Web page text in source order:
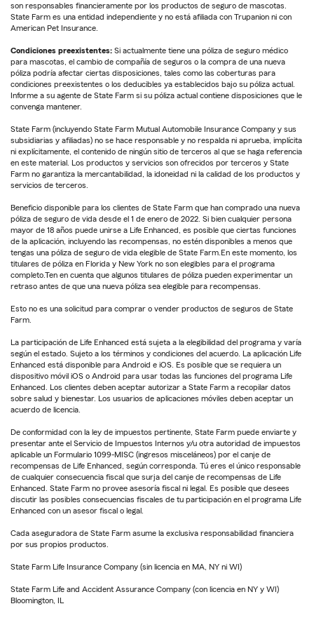
son responsables financieramente por los productos de seguro de mascotas.
State Farm es una entidad independiente y no está afiliada con Trupanion ni con
American Pet Insurance.
Condiciones preexistentes: Si actualmente tiene una póliza de seguro médico
para mascotas, el cambio de compañía de seguros o la compra de una nueva
póliza podría afectar ciertas disposiciones, tales como las coberturas para
condiciones preexistentes o los deducibles ya establecidos bajo su póliza actual.
Informe a su agente de State Farm si su póliza actual contiene disposiciones que le
convenga mantener.
State Farm (incluyendo State Farm Mutual Automobile Insurance Company y sus
subsidiarias y afiliadas) no se hace responsable y no respalda ni aprueba, implícita
ni explícitamente, el contenido de ningún sitio de terceros al que se haga referencia
en este material. Los productos y servicios son ofrecidos por terceros y State
Farm no garantiza la mercantabilidad, la idoneidad ni la calidad de los productos y
servicios de terceros.
Beneficio disponible para los clientes de State Farm que han comprado una nueva
póliza de seguro de vida desde el 1 de enero de 2022. Si bien cualquier persona
mayor de 18 años puede unirse a Life Enhanced, es posible que ciertas funciones
de la aplicación, incluyendo las recompensas, no estén disponibles a menos que
tengas una póliza de seguro de vida elegible de State Farm.En este momento, los
titulares de póliza en Florida y New York no son elegibles para el programa
completo.Ten en cuenta que algunos titulares de póliza pueden experimentar un
retraso antes de que una nueva póliza sea elegible para recompensas.
Esto no es una solicitud para comprar o vender productos de seguros de State
Farm.
La participación de Life Enhanced está sujeta a la elegibilidad del programa y varía
según el estado. Sujeto a los términos y condiciones del acuerdo. La aplicación Life
Enhanced está disponible para Android e iOS. Es posible que se requiera un
dispositivo móvil iOS o Android para usar todas las funciones del programa Life
Enhanced. Los clientes deben aceptar autorizar a State Farm a recopilar datos
sobre salud y bienestar. Los usuarios de aplicaciones móviles deben aceptar un
acuerdo de licencia.
De conformidad con la ley de impuestos pertinente, State Farm puede enviarte y
presentar ante el Servicio de Impuestos Internos y/u otra autoridad de impuestos
aplicable un Formulario 1099-MISC (ingresos misceláneos) por el canje de
recompensas de Life Enhanced, según corresponda. Tú eres el único responsable
de cualquier consecuencia fiscal que surja del canje de recompensas de Life
Enhanced. State Farm no provee asesoría fiscal ni legal. Es posible que desees
discutir las posibles consecuencias fiscales de tu participación en el programa Life
Enhanced con un asesor fiscal o legal.
Cada aseguradora de State Farm asume la exclusiva responsabilidad financiera
por sus propios productos.
State Farm Life Insurance Company (sin licencia en MA, NY ni WI)
State Farm Life and Accident Assurance Company (con licencia en NY y WI)
Bloomington, IL